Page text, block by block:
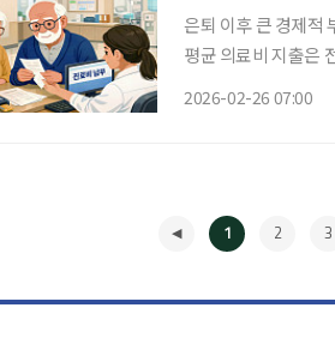
은퇴 이후 큰 경제적
평균 의료비 지출은 전
2026-02-26 07:00
1 2 3